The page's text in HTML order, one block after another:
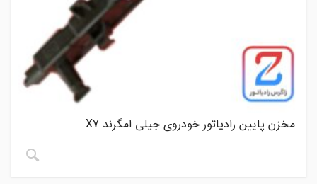
مخزن پایین رادیاتور خودروی جیلی امگرند X7